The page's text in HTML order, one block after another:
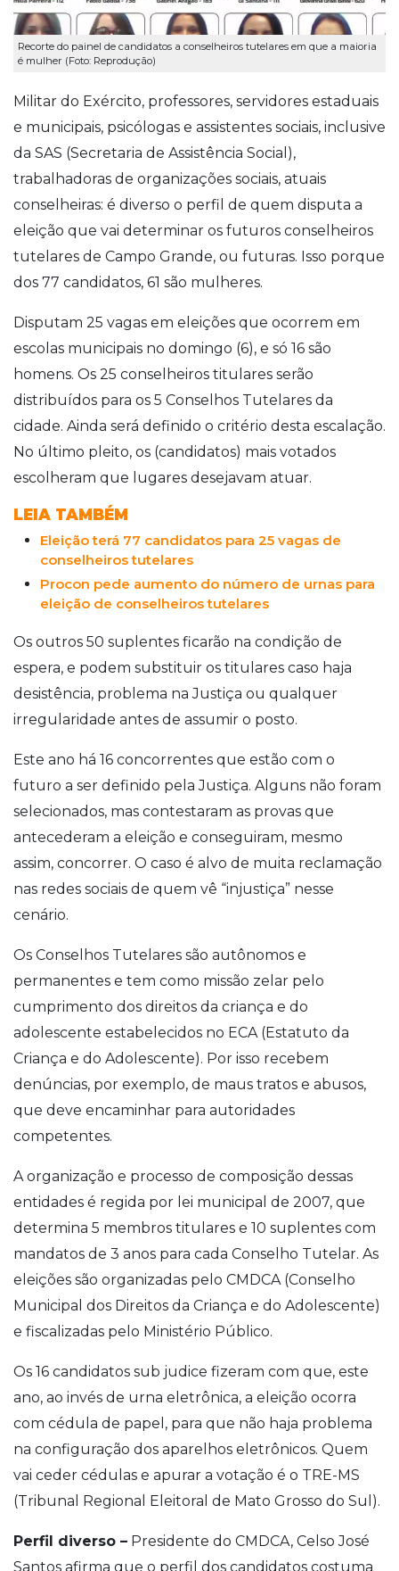
Recorte do painel de candidatos a conselheiros tutelares em que a maioria
é mulher (Foto: Reprodução)
Militar do Exército, professores, servidores estaduais
e municipais, psicólogas e assistentes sociais, inclusive
da SAS (Secretaria de Assistência Social),
trabalhadoras de organizações sociais, atuais
conselheiras: é diverso o perfil de quem disputa a
eleição que vai determinar os futuros conselheiros
tutelares de Campo Grande, ou futuras. Isso porque
dos 77 candidatos, 61 são mulheres.
Disputam 25 vagas em eleições que ocorrem em
escolas municipais no domingo (6), e só 16 são
homens. Os 25 conselheiros titulares serão
distribuídos para os 5 Conselhos Tutelares da
cidade. Ainda será definido o critério desta escalação.
No último pleito, os (candidatos) mais votados
escolheram que lugares desejavam atuar.
LEIA TAMBÉM
Eleição terá 77 candidatos para 25 vagas de
conselheiros tutelares
Procon pede aumento do número de urnas para
eleição de conselheiros tutelares
Os outros 50 suplentes ficarão na condição de
espera, e podem substituir os titulares caso haja
desistência, problema na Justiça ou qualquer
irregularidade antes de assumir o posto.
Este ano há 16 concorrentes que estão com o
futuro a ser definido pela Justiça. Alguns não foram
selecionados, mas contestaram as provas que
antecederam a eleição e conseguiram, mesmo
assim, concorrer. O caso é alvo de muita reclamação
nas redes sociais de quem vê “injustiça” nesse
cenário.
Os Conselhos Tutelares são autônomos e
permanentes e tem como missão zelar pelo
cumprimento dos direitos da criança e do
adolescente estabelecidos no ECA (Estatuto da
Criança e do Adolescente). Por isso recebem
denúncias, por exemplo, de maus tratos e abusos,
que deve encaminhar para autoridades
competentes.
A organização e processo de composição dessas
entidades é regida por lei municipal de 2007, que
determina 5 membros titulares e 10 suplentes com
mandatos de 3 anos para cada Conselho Tutelar. As
eleições são organizadas pelo CMDCA (Conselho
Municipal dos Direitos da Criança e do Adolescente)
e fiscalizadas pelo Ministério Público.
Os 16 candidatos sub judice fizeram com que, este
ano, ao invés de urna eletrônica, a eleição ocorra
com cédula de papel, para que não haja problema
na configuração dos aparelhos eletrônicos. Quem
vai ceder cédulas e apurar a votação é o TRE-MS
(Tribunal Regional Eleitoral de Mato Grosso do Sul).
Perfil diverso – Presidente do CMDCA, Celso José
Santos afirma que o perfil dos candidatos costuma